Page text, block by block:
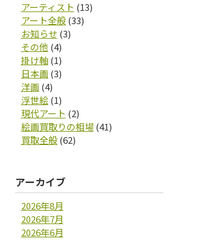
アーティスト (13)
アート全般(33)
お知らせ (3)
その他 (4)
掛け軸(1)
日本画(3)
洋画(4)
浮世絵(1)
現代アート (2)
絵画買取りの相場(41)
買取全般(62)
アーカイブ
2026年8月
2026年7月
2026年6月